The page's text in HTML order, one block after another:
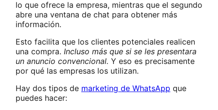
lo que ofrece la empresa, mientras que el segundo
abre una ventana de chat para obtener más
información.
Esto facilita que los clientes potenciales realicen
una compra. Incluso más que si se les presentara
un anuncio convencional. Y eso es precisamente
por qué las empresas los utilizan.
Hay dos tipos de marketing de WhatsApp que
puedes hacer: